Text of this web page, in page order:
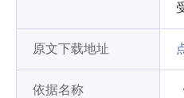
原文下载地址
依据名称